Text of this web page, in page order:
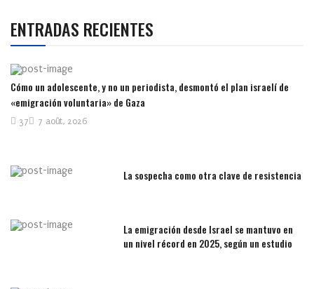
ENTRADAS RECIENTES
Cómo un adolescente, y no un periodista, desmontó el plan israelí de
«emigración voluntaria» de Gaza
7 août, 2026
37
La sospecha como otra clave de resistencia
La emigración desde Israel se mantuvo en
un nivel récord en 2025, según un estudio